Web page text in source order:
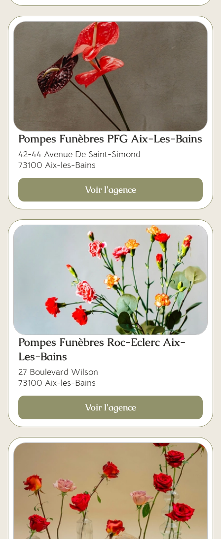
Pompes Funèbres PFG Aix-Les-Bains
42-44 Avenue De Saint-Simond
73100 Aix-les-Bains
Voir l'agence
Pompes Funèbres Roc-Eclerc Aix-
Les-Bains
27 Boulevard Wilson
73100 Aix-les-Bains
Voir l'agence